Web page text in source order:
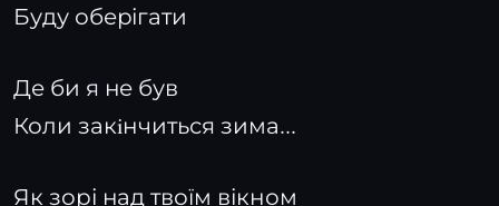
Буду оберігати
Де би я не був
Коли закiнчиться зима...
Як зорі над твоїм вікном